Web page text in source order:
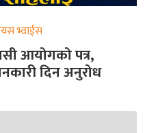
भ्वाईस
आयोगको पत्र,
दिन अनुरोध